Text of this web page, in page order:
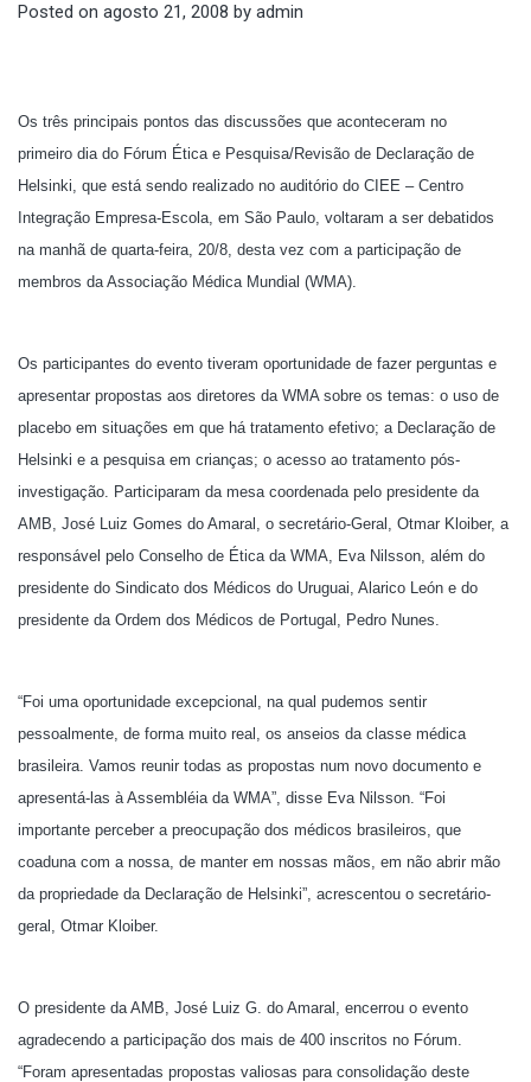
Posted on agosto 21, 2008 by admin
Os três principais pontos das discussões que aconteceram no
primeiro dia do Fórum Ética e Pesquisa/Revisão de Declaração de
Helsinki, que está sendo realizado no auditório do CIEE – Centro
Integração Empresa-Escola, em São Paulo, voltaram a ser debatidos
na manhã de quarta-feira, 20/8, desta vez com a participação de
membros da Associação Médica Mundial (WMA).
Os participantes do evento tiveram oportunidade de fazer perguntas e
apresentar propostas aos diretores da WMA sobre os temas: o uso de
placebo em situações em que há tratamento efetivo; a Declaração de
Helsinki e a pesquisa em crianças; o acesso ao tratamento pós-
investigação. Participaram da mesa coordenada pelo presidente da
AMB, José Luiz Gomes do Amaral, o secretário-Geral, Otmar Kloiber, a
responsável pelo Conselho de Ética da WMA, Eva Nilsson, além do
presidente do Sindicato dos Médicos do Uruguai, Alarico León e do
presidente da Ordem dos Médicos de Portugal, Pedro Nunes.
“Foi uma oportunidade excepcional, na qual pudemos sentir
pessoalmente, de forma muito real, os anseios da classe médica
brasileira. Vamos reunir todas as propostas num novo documento e
apresentá-las à Assembléia da WMA”, disse Eva Nilsson. “Foi
importante perceber a preocupação dos médicos brasileiros, que
coaduna com a nossa, de manter em nossas mãos, em não abrir mão
da propriedade da Declaração de Helsinki”, acrescentou o secretário-
geral, Otmar Kloiber.
O presidente da AMB, José Luiz G. do Amaral, encerrou o evento
agradecendo a participação dos mais de 400 inscritos no Fórum.
“Foram apresentadas propostas valiosas para consolidação deste